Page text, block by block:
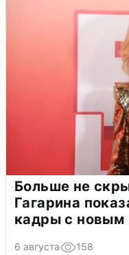
Больше не
Гагарина
кадры с новым
6 августа 158